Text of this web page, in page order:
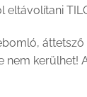
eltávolítani
nem kerülhet!